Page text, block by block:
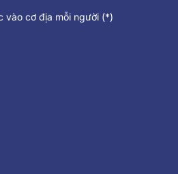
vào cơ địa mỗi người (*)